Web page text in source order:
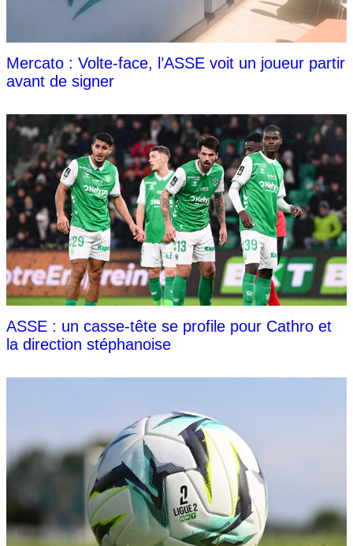
Mercato : Volte-face, l’ASSE voit un joueur partir
avant de signer
ASSE : un casse-tête se profile pour Cathro et
la direction stéphanoise